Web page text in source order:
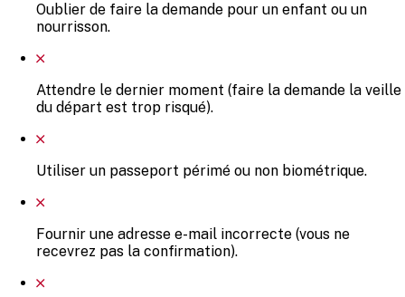
Oublier de faire la demande pour un enfant ou un
nourrisson.
Attendre le dernier moment (faire la demande la veille
du départ est trop risqué).
Utiliser un passeport périmé ou non biométrique.
Fournir une adresse e-mail incorrecte (vous ne
recevrez pas la confirmation).